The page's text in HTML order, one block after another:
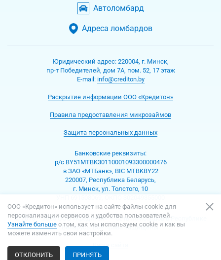
Автоломбард
Адреса ломбардов
Юридический адрес: 220004, г. Минск,
пр-т Победителей, дом 7А, пом. 52, 17 этаж
Е-mаil: info@crediton.by
Раскрытие информации ООО «Кредитон»
Правила предоставления микрозаймов
Защита персональных данных
Банковские реквизиты:
р/с BY51MTBK30110001093300000476
в ЗАО «МТБанк», BIC MTBKBY22
220007, Республика Беларусь,
г. Минск, ул. Толстого, 10
© 2013 – 2026 ООО «Кредитон» — Сеть ломбардов в Республике
Беларусь. Все права защищены.
Карта сайта
ООО «Кредитон» использует на сайте файлы cookie для
персонализации сервисов и удобства пользователей.
Узнайте больше о том, как мы используем cookie и как вы
можете изменить свои настройки.
ПРИНЯТЬ
ОТКЛОНИТЬ